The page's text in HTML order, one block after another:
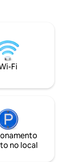
login com a sua
numa área
Fi
no local